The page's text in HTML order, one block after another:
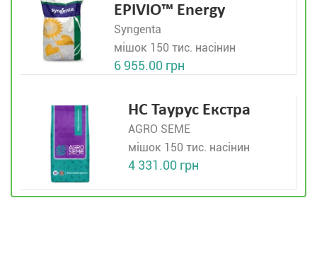
EPIVIO™ Energy
Syngenta
мішок 150 тис. насінин
6 955.00 грн
НС Таурус Екстра
AGRO SEME
мішок 150 тис. насінин
4 331.00 грн